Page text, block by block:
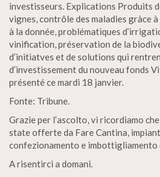
investisseurs. Explications Produits
vignes, contrôle des maladies gràce
à la donnée, problématiques
vinification, préservation de la
d’initiatves et de solutions qui
d’investissement du nouveau fonds
présenté ce mardi 18 janvier.
Fonte: Tribune.
Grazie per l’ascolto, vi ricordiamo
state offerte da Fare Cantina,
confezionamento e imbottigliamento
A risentirci a domani.